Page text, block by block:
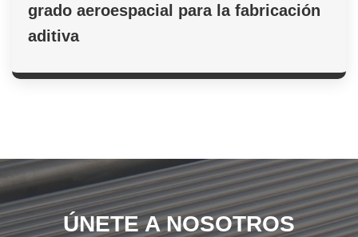
grado aeroespacial para la fabricación
aditiva
ÚNETE A NOSOTROS